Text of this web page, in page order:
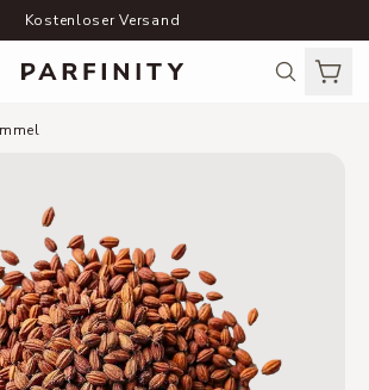
Kostenloser Versand